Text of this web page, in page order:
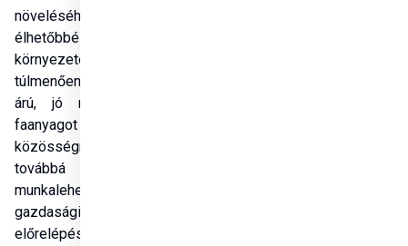
növeléséhez,
élhetőbbé téve a
környezetet. Ezen
túlmenően elérhető
árú, jó minőségű
faanyagot biztosít a
közösségnek,
továbbá
munkalehetőséget,
gazdasági
előrelépést